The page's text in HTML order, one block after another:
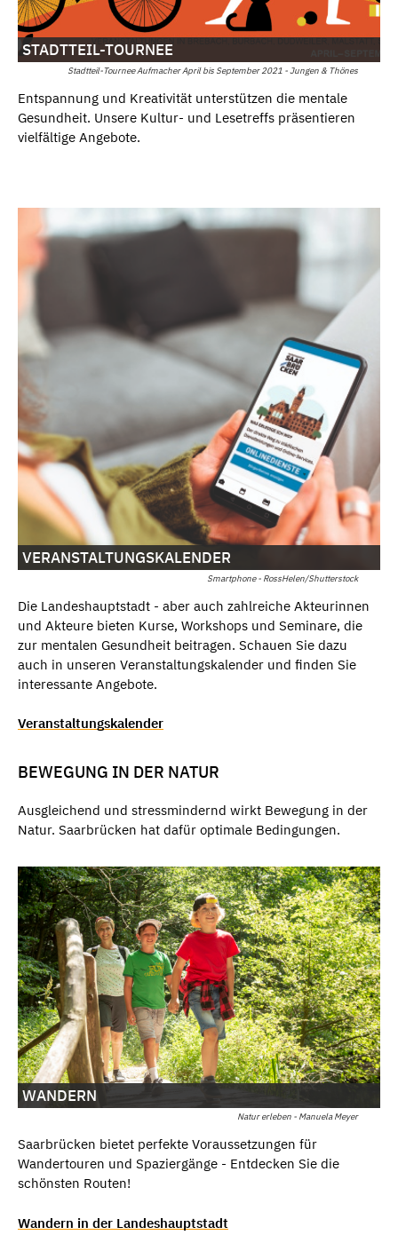
Stadtteil-Tournee Aufmacher April bis September 2021 - Jungen & Thönes
STADTTEIL-TOURNEE
Entspannung und Kreativität unterstützen die mentale
Gesundheit. Unsere Kultur- und Lesetreffs präsentieren
vielfältige Angebote.
Smartphone - RossHelen/Shutterstock
VERANSTALTUNGSKALENDER
Die Landeshauptstadt - aber auch zahlreiche Akteurinnen
und Akteure bieten Kurse, Workshops und Seminare, die
zur mentalen Gesundheit beitragen. Schauen Sie dazu
auch in unseren Veranstaltungskalender und finden Sie
interessante Angebote.
Veranstaltungskalender
BEWEGUNG IN DER NATUR
Ausgleichend und stressmindernd wirkt Bewegung in der
Natur. Saarbrücken hat dafür optimale Bedingungen.
Natur erleben - Manuela Meyer
WANDERN
Saarbrücken bietet perfekte Voraussetzungen für
Wandertouren und Spaziergänge - Entdecken Sie die
schönsten Routen!
Wandern in der Landeshauptstadt